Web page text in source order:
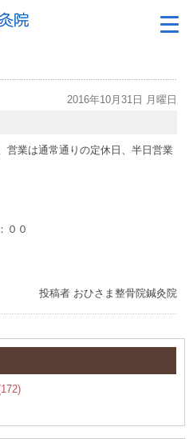
2016年10月31日 月曜日
営業は通常通りの定休日、半日営業
００
投稿者 おひさま整骨院鍼灸院